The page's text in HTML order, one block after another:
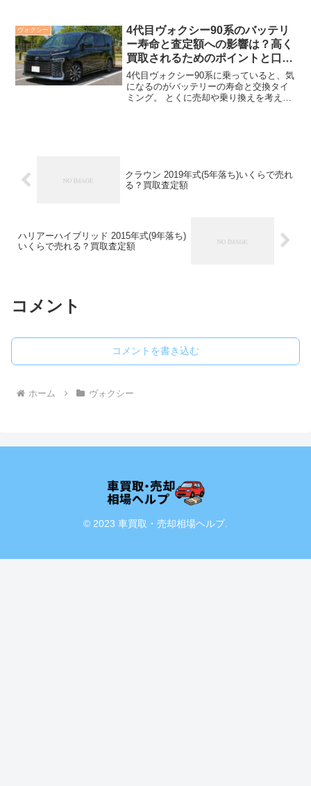
だ人気があり、 走行距離や装備、状態次
第で買取価格...
ヴォクシー
4代目ヴォクシー90系のバッテリ
ー寿命と査定額への影響は？高く
買取されるためのポイントと口コ
ミまとめ
4代目ヴォクシー90系に乗っていると、気
になるのがバッテリーの寿命と交換タイ
ミング。 とくに売却や乗り換えを考え始
クラウン 2019年式(5年落ち)いくらで売れ
る？買取査定額
ハリアーハイブリッド 2015年式(9年落ち)
いくらで売れる？買取査定額
コメント
コメントを書き込む
ホーム ヴォクシー
© 2023 車買取・売却相場ヘルプ.